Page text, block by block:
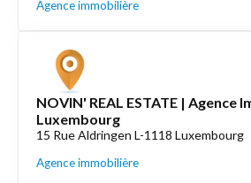
Agence immobilière
NOVIN' REAL ESTATE | Agence
Luxembourg
15 Rue Aldringen L-1118 Luxembourg
Agence immobilière